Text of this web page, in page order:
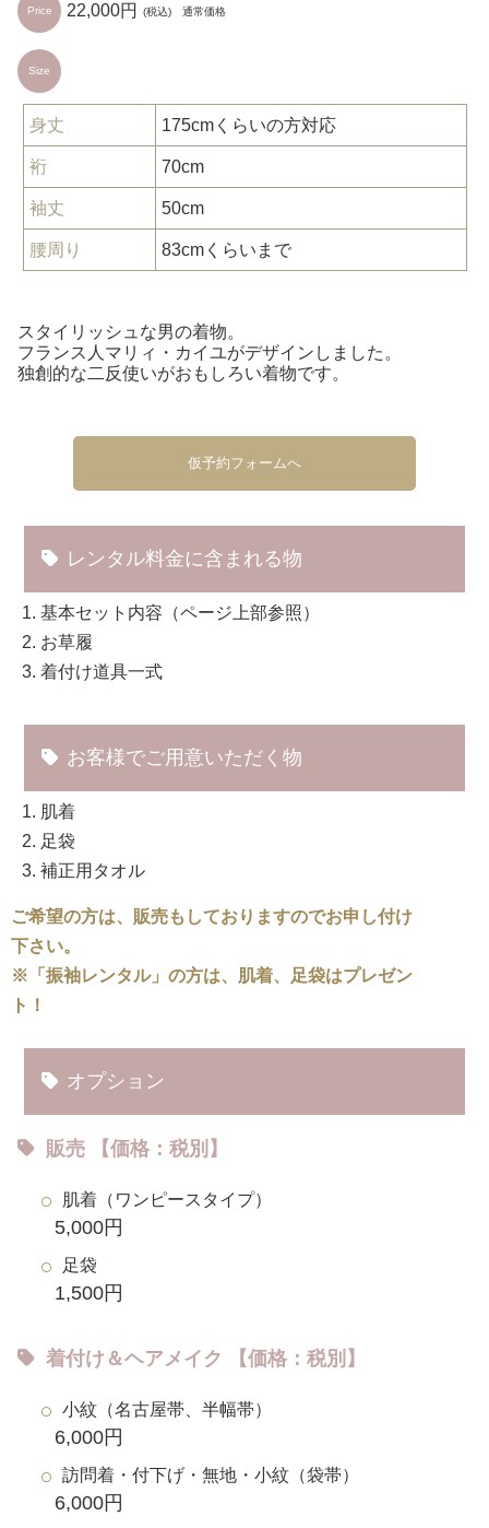
Price 22,000円 (税込) 通常価格
Size
身丈 175cmくらいの方対応
裄 70cm
袖丈 50cm
腰周り 83cmくらいまで
スタイリッシュな男の着物。
フランス人マリィ・カイユがデザインしました。
独創的な二反使いがおもしろい着物です。
仮予約フォームへ
レンタル料金に含まれる物
基本セット内容（ページ上部参照）
お草履
着付け道具一式
お客様でご用意いただく物
肌着
足袋
補正用タオル
ご希望の方は、販売もしておりますのでお申し付け
下さい。
※「振袖レンタル」の方は、肌着、足袋はプレゼン
ト！
オプション
販売 【価格：税別】
肌着（ワンピースタイプ）
5,000円
足袋
1,500円
着付け＆ヘアメイク 【価格：税別】
小紋（名古屋帯、半幅帯）
6,000円
訪問着・付下げ・無地・小紋（袋帯）
6,000円